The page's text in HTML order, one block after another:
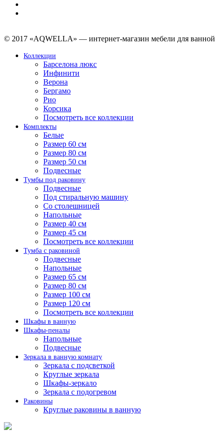
© 2017 «AQWELLA» — интернет-магазин мебели для ванной
Коллекции
Барселона люкс
Инфинити
Верона
Бергамо
Рио
Корсика
Посмотреть все коллекции
Комплекты
Белые
Размер 60 см
Размер 80 см
Размер 50 см
Подвесные
Тумбы под раковину
Подвесные
Под стиральную машину
Со столешницей
Напольные
Размер 40 см
Размер 45 см
Посмотреть все коллекции
Тумба с раковиной
Подвесные
Напольные
Размер 65 см
Размер 80 см
Размер 100 см
Размер 120 см
Посмотреть все коллекции
Шкафы в ванную
Шкафы-пеналы
Напольные
Подвесные
Зеркала в ванную комнату
Зеркала с подсветкой
Круглые зеркала
Шкафы-зеркало
Зеркала с подогревом
Раковины
Круглые раковины в ванную